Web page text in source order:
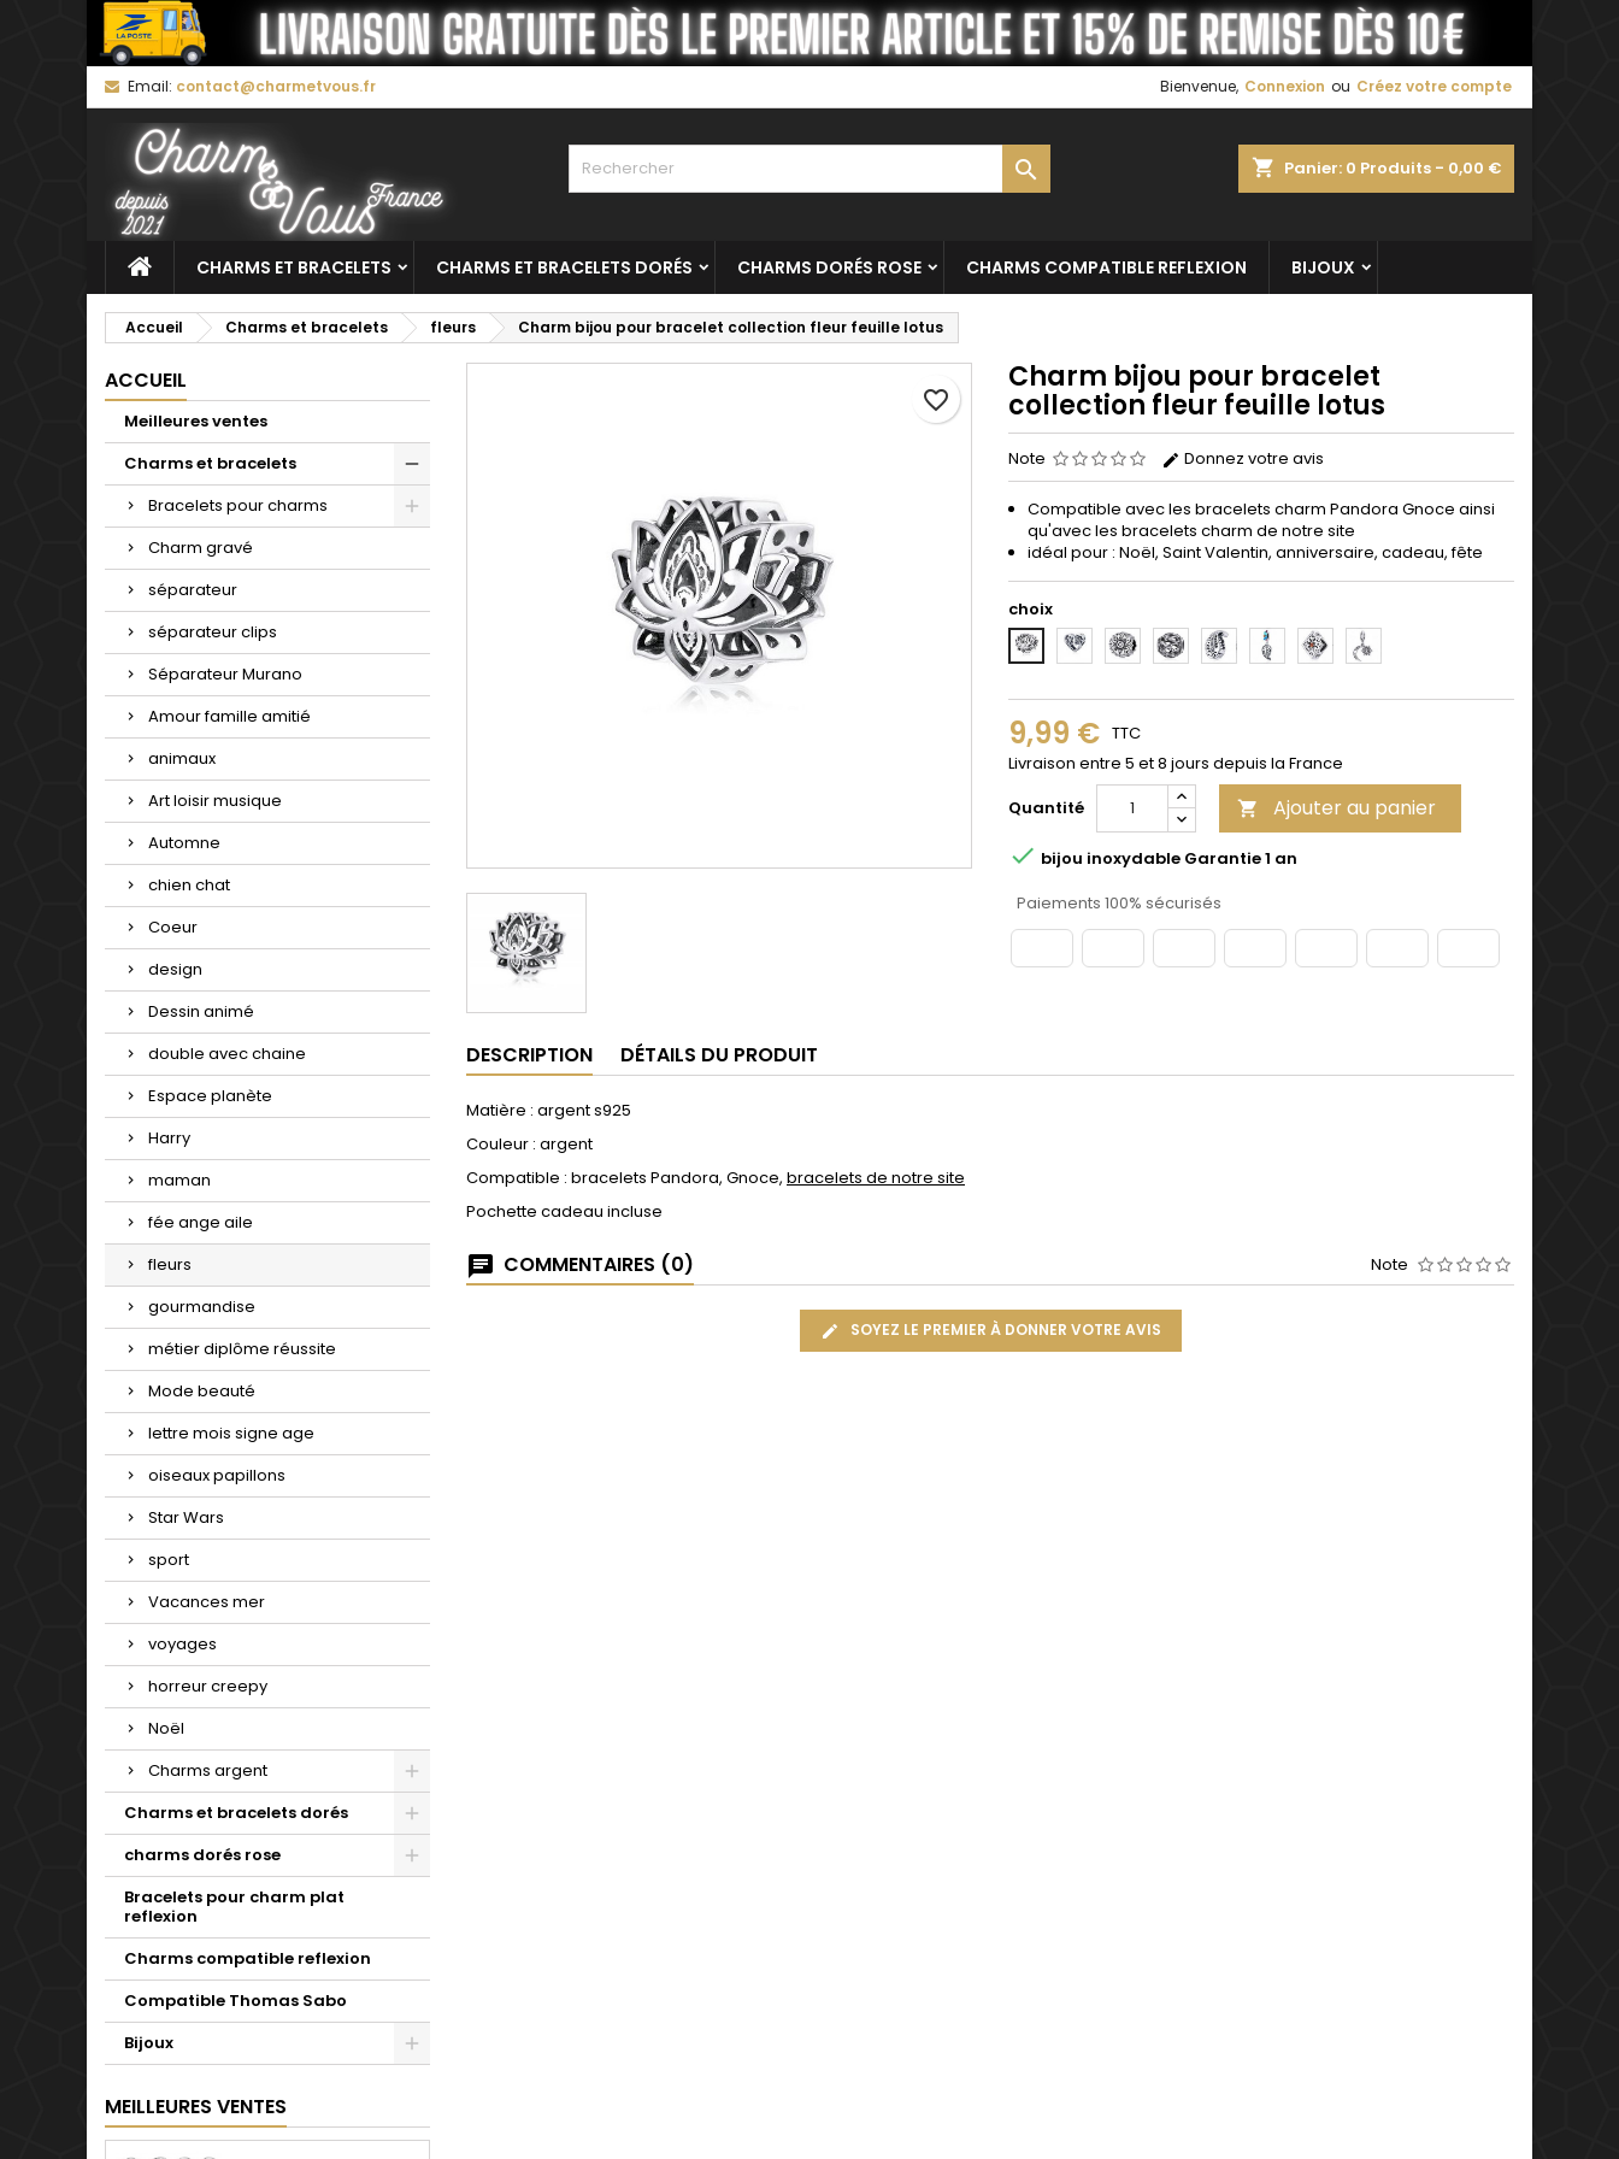
Email: contact@charmetvous.fr Bienvenue, Connexion ou Créez votre compte
shopping_cart Panier: 0 Produits - 0,00 €

CHARMS ET BRACELETS CHARMS ET BRACELETS DORÉS CHARMS DORÉS ROSE CHARMS COMPATIBLE REFLEXION BIJOUX
Accueil Charms et bracelets fleurs Charm bijou pour bracelet collection fleur feuille lotus
ACCUEIL
Meilleures ventes
Charms et bracelets
Bracelets pour charms
Charm gravé
séparateur
séparateur clips
Séparateur Murano
Amour famille amitié
animaux
Art loisir musique
Automne
chien chat
Coeur
design
Dessin animé
double avec chaine
Espace planète
Harry
maman
fée ange aile
fleurs
gourmandise
métier diplôme réussite
Mode beauté
lettre mois signe age
oiseaux papillons
Star Wars
sport
Vacances mer
voyages
horreur creepy
Noël
Charms argent
Charms et bracelets dorés
charms dorés rose
Bracelets pour charm plat
reflexion
Charms compatible reflexion
Compatible Thomas Sabo
Bijoux
MEILLEURES VENTES
favorite_border
Charm bijou pour bracelet
collection fleur feuille lotus
Note Donnez votre avis
Compatible avec les bracelets charm Pandora Gnoce ainsi
qu'avec les bracelets charm de notre site
idéal pour : Noël, Saint Valentin, anniversaire, cadeau, fête
choix
2 3 4 5 7
9,99 € TTC
Livraison entre 5 et 8 jours depuis la France
Quantité
 Ajouter au panier
 bijou inoxydable Garantie 1 an
Paiements 100% sécurisés
DESCRIPTION DÉTAILS DU PRODUIT
Matière : argent s925
Couleur : argent
Compatible : bracelets Pandora, Gnoce, bracelets de notre site
Pochette cadeau incluse
COMMENTAIRES (0) Note
SOYEZ LE PREMIER À DONNER VOTRE AVIS
Mes listes ×
Créer une liste d'envies ×
Nom de la liste d'envies
Annuler Créer une liste d'envies
Connexion ×